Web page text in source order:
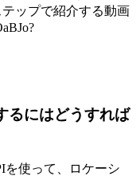
ップで紹介する動画
るにはどうすれば
を使って、ロケーシ